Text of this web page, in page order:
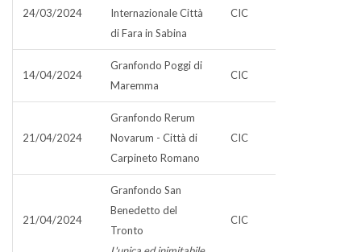
24/03/2024
Internazionale Città
di Fara in Sabina
CIC
14/04/2024
Granfondo Poggi di
Maremma
CIC
21/04/2024
Granfondo Rerum
Novarum - Città di
Carpineto Romano
CIC
21/04/2024
Granfondo San
Benedetto del
Tronto
CIC